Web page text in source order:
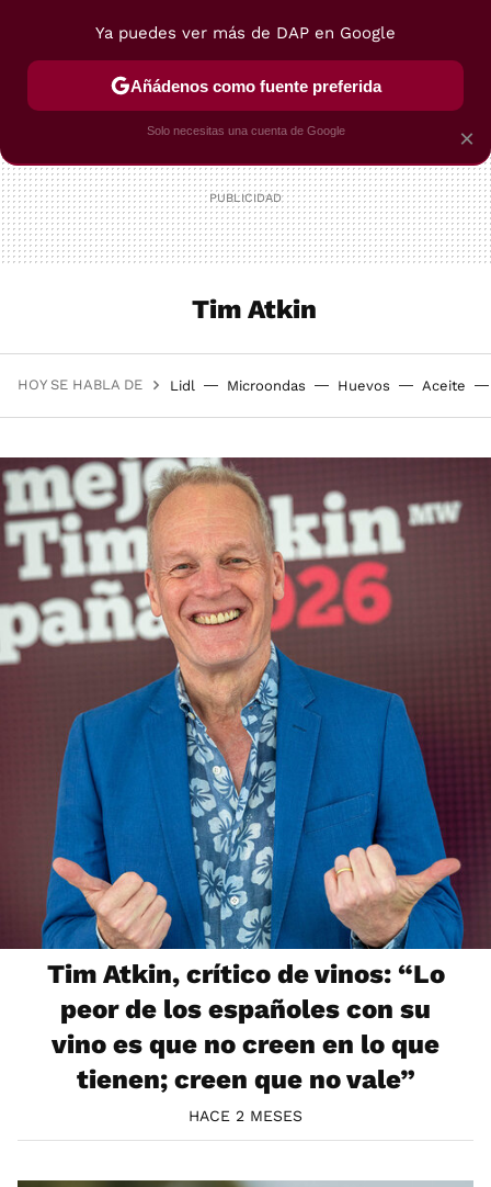
POSTRES VIAJES SELECCIÓN VEGUI
Tim Atkin
HOY SE HABLA DE Lidl Microondas Huevos Aceite
Tim Atkin, crítico de vinos: “Lo
peor de los españoles con su
vino es que no creen en lo que
tienen; creen que no vale”
HACE 2 MESES
×
Ya puedes ver más de DAP en Google
Añádenos como fuente preferida
Solo necesitas una cuenta de Google